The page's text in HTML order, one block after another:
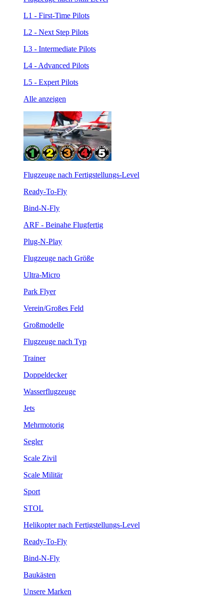
L1 - First-Time Pilots
L2 - Next Step Pilots
L3 - Intermediate Pilots
L4 - Advanced Pilots
L5 - Expert Pilots
Alle anzeigen
Flugzeuge nach Fertigstellungs-Level
Ready-To-Fly
Bind-N-Fly
ARF - Beinahe Flugfertig
Plug-N-Play
Flugzeuge nach Größe
Ultra-Micro
Park Flyer
Verein/Großes Feld
Großmodelle
Flugzeuge nach Typ
Trainer
Doppeldecker
Wasserflugzeuge
Jets
Mehrmotorig
Segler
Scale Zivil
Scale Militär
Sport
STOL
Helikopter nach Fertigstellungs-Level
Ready-To-Fly
Bind-N-Fly
Baukästen
Unsere Marken